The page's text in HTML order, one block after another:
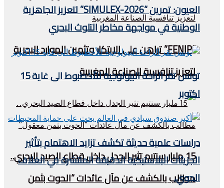
“FENIP” تراهن على الابتكار وتثمين الموارد البحرية
لتعزيز تنافسية الصناعة المغربية
15 مليار سنتيم تثير الجدل داخل قطاع الصيد البحري..
مطالب بالكشف عن مآل عائدات “الحوت بثمن
العيون: تمرين “SIMULEX-2026” لتعزيز الجاهزية
الوطنية في مواجهة مخاطر التلوث البحري
تونس تقر الراحة البيولوجية للأخطبوط الى غاية 15
اكتوبر
دراسات علمية حديثة تكشف تزايد الاهتمام بتأثير
الجزيئات البلاستيكية الدقيقة المنتشرة في الغلاف
الجوي،